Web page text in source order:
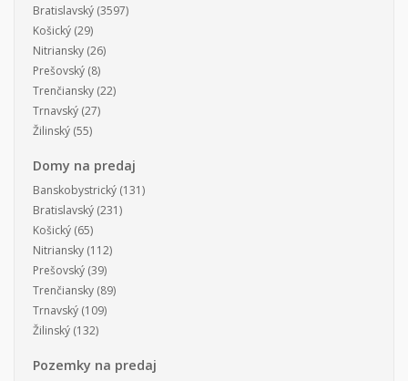
Bratislavský (3597)
Košický (29)
Nitriansky (26)
Prešovský (8)
Trenčiansky (22)
Trnavský (27)
Žilinský (55)
Domy na predaj
Banskobystrický (131)
Bratislavský (231)
Košický (65)
Nitriansky (112)
Prešovský (39)
Trenčiansky (89)
Trnavský (109)
Žilinský (132)
Pozemky na predaj